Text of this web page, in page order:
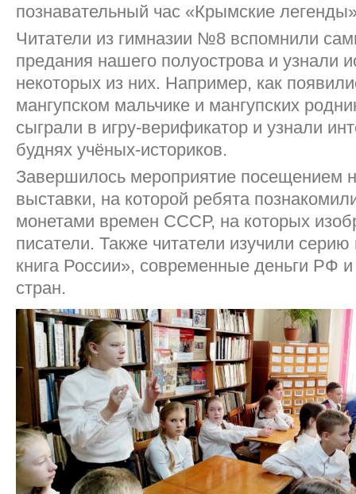
познавательный час «Крымские
Читатели из гимназии №8 вспомнили
предания нашего полуострова и узнали
некоторых из них. Например, как
мангупском мальчике и мангупских
сыграли в игру-верификатор и узнали
буднях учёных-историков.
Завершилось мероприятие посещением
выставки, на которой ребята
монетами времен СССР, на которых
писатели. Также читатели изучили
книга России», современные деньги РФ
стран.